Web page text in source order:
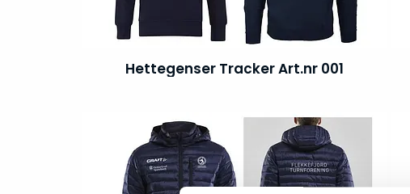
Hettegenser Tracker Art.nr 001